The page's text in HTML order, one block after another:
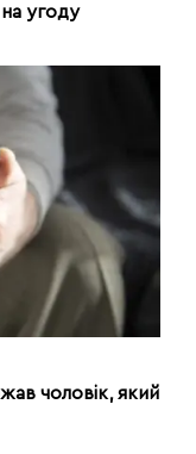
угоду
чоловік, який